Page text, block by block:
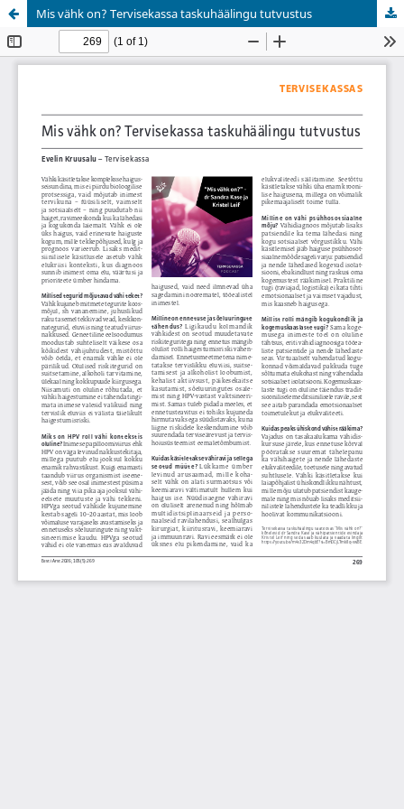
Mis vähk on? Tervisekassa taskuhäälingu tutvustus